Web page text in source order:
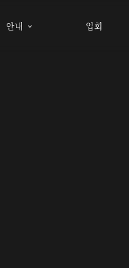
안내  입회